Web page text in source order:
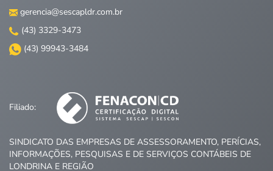
gerencia@sescapldr.com.br
(43) 3329-3473
(43) 99943-3484
Filiado:
SINDICATO DAS EMPRESAS DE ASSESSORAMENTO, PERÍCIAS,
INFORMAÇÕES, PESQUISAS E DE SERVIÇOS CONTÁBEIS DE
LONDRINA E REGIÃO